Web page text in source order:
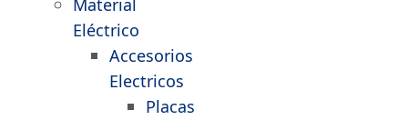
Material
Eléctrico
Accesorios
Electricos
Placas